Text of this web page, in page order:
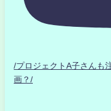
/プロジェクトA子さん
画？/